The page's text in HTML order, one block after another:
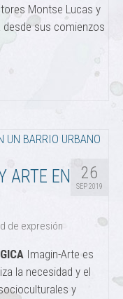
Montse Lucas y
desde sus comienzos
26
SEP 2019
ARTE EN
de expresión
Imagin-Arte es
la necesidad y el
y